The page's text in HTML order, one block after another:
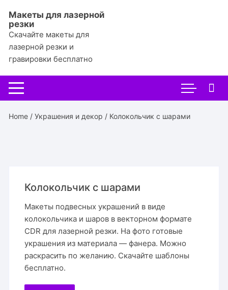
содержимому
Макеты для лазерной
резки
Скачайте макеты для
лазерной резки и
гравировки бесплатно
Home /Украшения и декор / Колокольчик с шарами
Колокольчик с шарами
Макеты подвесных украшений в виде
колокольчика и шаров в векторном формате
CDR для лазерной резки. На фото готовые
украшения из материала — фанера. Можно
раскрасить по желанию. Скачайте шаблоны
бесплатно.